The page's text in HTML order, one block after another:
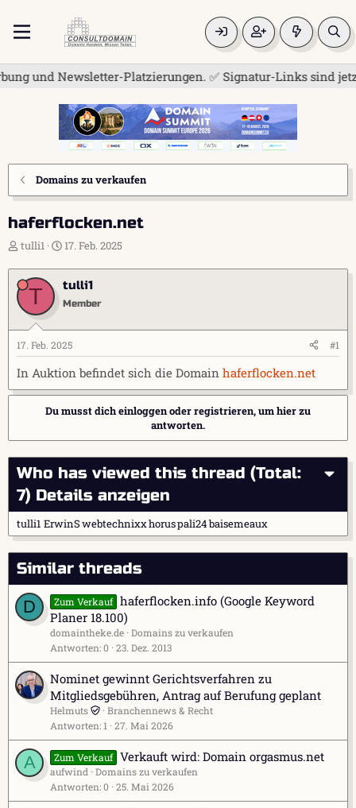
Newsletter-Platzierungen. ✅ Signatur-Links sind jetzt
Domains zu verkaufen
haferflocken.net
E
s
t
e
l
e
r
tulli1
E
s
t
e
l
t
a
m
17. Feb. 2025
T tulli1
Member
17. Feb. 2025 #1
In Auktion befindet sich die Domain haferflocken.net
Du musst dich einloggen oder registrieren, um hier zu
antworten.
Who has viewed this thread (Total:
7) Details anzeigen
tulli1 ErwinSwebtechnixxhoruspali24baisemeaux
Similar threads
D
Zum Verkauf haferflocken.info (Google Keyword
Planer 18.100)
domaintheke.de Domains zu verkaufen
Antworten 0 23. Dez. 2013
Nominet gewinnt Gerichtsverfahren zu
Mitgliedsgebühren, Antrag auf Berufung geplant
Helmuts
Branchennews & Recht
Antworten 1 27. Mai 2026
A Zum Verkauf Verkauft wird: Domain orgasmus.net
aufwind
Domains zu verkaufen
Antworten 0 25. Mai 2026